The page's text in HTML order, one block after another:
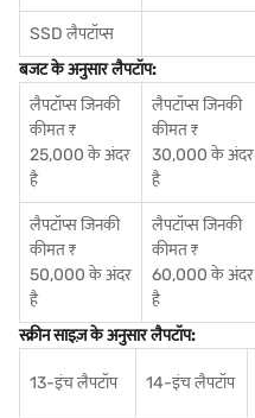
SSD लैपटॉप्स
बजट के अनुसार लैपटॉप:
लैपटॉप्स जिनकी
कीमत ₹
25,000 के अंदर
है
लैपटॉप्स जिनकी
कीमत ₹
30,000 के अंदर
है
लैपटॉप्स जिनकी
कीमत ₹
50,000 के अंदर
है
लैपटॉप्स जिनकी
कीमत ₹
60,000 के अंदर
है
स्क्रीन साइज़ के अनुसार लैपटॉप:
13-इंच लैपटॉप 14-इंच लैपटॉप